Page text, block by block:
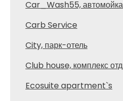
Car_Wash55, автомойка
Carb Service
City, парк-отель
Club house, комплекс
Ecosuite apartment`s